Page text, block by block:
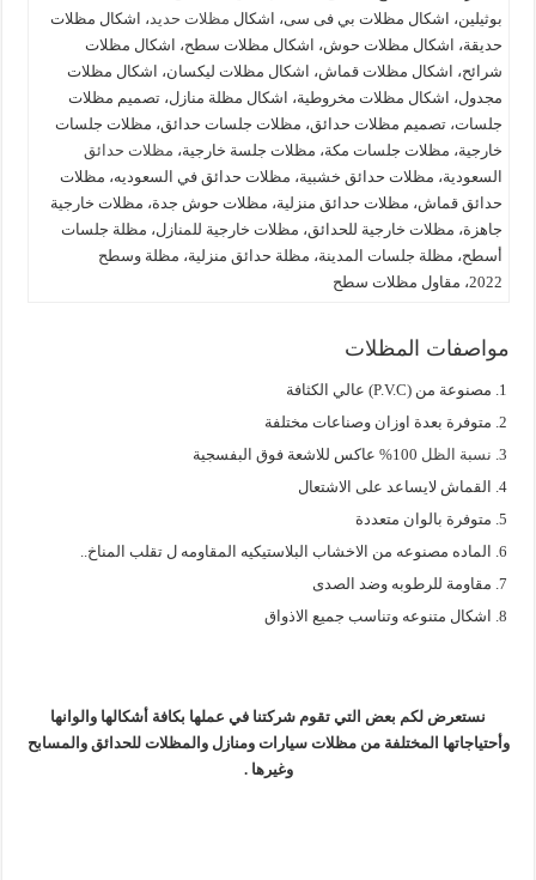
بوثيلين، اشكال مظلات بي فى سى، اشكال مظلات حديد، اشكال مظلات
حديقة، اشكال مظلات حوش، اشكال مظلات سطح، اشكال مظلات
شرائح، اشكال مظلات قماش، اشكال مظلات ليكسان، اشكال مظلات
مجدول، اشكال مظلات مخروطية، اشكال مظلة منازل، تصميم مظلات
جلسات، تصميم مظلات حدائق، مظلات جلسات حدائق، مظلات جلسات
خارجية، مظلات جلسات مكة، مظلات جلسة خارجية، مظلات حدائق
السعودية، مظلات حدائق خشبية، مظلات حدائق في السعوديه، مظلات
حدائق قماش، مظلات حدائق منزلية، مظلات حوش جدة، مظلات خارجية
جاهزة، مظلات خارجية للحدائق، مظلات خارجية للمنازل، مظلة جلسات
أسطح، مظلة جلسات المدينة، مظلة حدائق منزلية، مظلة وسطح
2022، مقاول مظلات سطح
مواصفات المظلات
مصنوعة من (P.V.C) عالي الكثافة
متوفرة بعدة اوزان وصناعات مختلفة
نسبة الظل
القماش لايساعد على الاشتعال
متوفرة بالوان متعددة
الماده مصنوعه من الاخشاب البلاستيكيه المقاومه ل تقلب المناخ..
مقاومة للرطوبه وضد الصدى
اشكال متنوعه وتناسب جميع الاذواق
نستعرض لكم بعض التي تقوم شركتنا في عملها بكافة أشكالها والوانها
وأحتياجاتها المختلفة من مظلات سيارات ومنازل والمظلات للحدائق والمسابح
وغيرها .